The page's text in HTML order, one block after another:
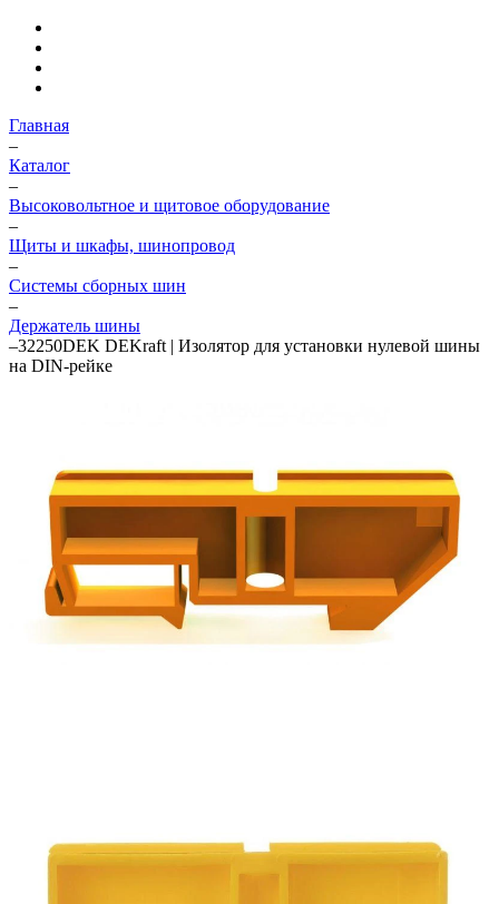
Главная
–
Каталог
–
Высоковольтное и щитовое оборудование
–
Щиты и шкафы, шинопровод
–
Системы сборных шин
–
Держатель шины
–32250DEK DEKraft | Изолятор для установки нулевой шины
на DIN-рейке